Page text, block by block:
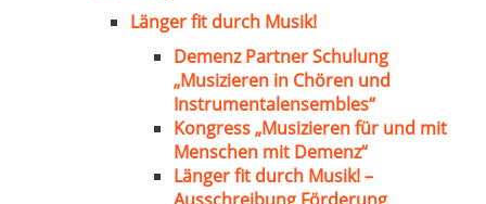
Länger fit durch Musik!
Demenz Partner Schulung
„Musizieren in Chören und
Instrumentalensembles“
Kongress „Musizieren für und mit
Menschen mit Demenz“
Länger fit durch Musik! –